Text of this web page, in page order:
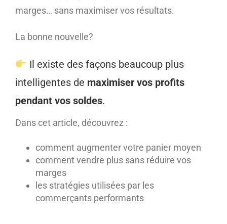
marges… sans maximiser vos résultats.
La bonne nouvelle?
Il existe des façons beaucoup plus
intelligentes de maximiser vos profits
pendant vos soldes.
Dans cet article, découvrez :
comment augmenter votre panier moyen
comment vendre plus sans réduire vos
marges
les stratégies utilisées par les
commerçants performants